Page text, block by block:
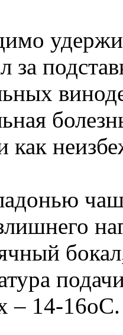
за
– 14-16oC.